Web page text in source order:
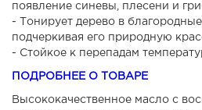
появление синевы, плесени и
- Тонирует дерево в
подчеркивая его природную
- Стойкое к перепадам
ПОДРОБНЕЕ О ТОВАРЕ
Высококачественное масло с